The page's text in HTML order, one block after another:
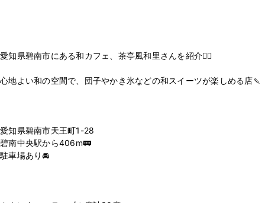
愛知県碧南市にある和カフェ、茶亭風和里さんを紹介💁‍♂️
心地よい和の空間で、団子やかき氷などの和スイーツが楽しめる店🍡
愛知県碧南市天王町1-28
碧南中央駅から406m🚃
駐車場あり🚘